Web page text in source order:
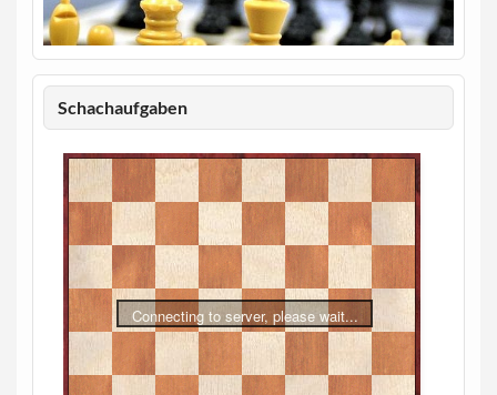
Schachaufgaben